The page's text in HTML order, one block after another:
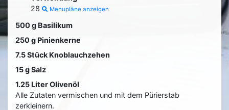
28
Menupläne anzeigen
500 g Basilikum
250 g Pinienkerne
7.5 Stück Knoblauchzehen
15 g Salz
1.25 Liter Olivenöl
Alle Zutaten vermischen und mit dem Pürierstab
zerkleinern.